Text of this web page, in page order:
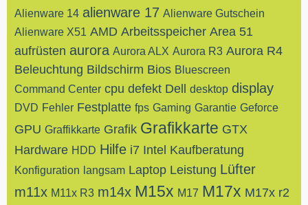
Alienware 14 alienware 17 Alienware Gutschein
Alienware X51 AMD Arbeitsspeicher Area 51
aufrüsten aurora Aurora ALX Aurora R3 Aurora R4
Beleuchtung Bildschirm Bios Bluescreen
Command Center cpu defekt Dell desktop display
DVD Fehler Festplatte fps Gaming Garantie Geforce
GPU Graffikkarte Grafik Grafikkarte GTX
Hardware HDD Hilfe i7 Intel Kaufberatung
Konfiguration langsam Laptop Leistung Lüfter
m11x M11x R3 m14x M15x M17 M17x M17x r2